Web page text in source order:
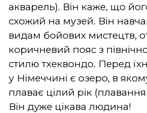
акварель). Він каже, що
схожий на музей. Він
видам бойових мистецтв,
коричневий пояс з
стилю тхеквондо. Перед
у Німеччині є озеро, в
плаває цілий рік
Він дуже цікава людина!